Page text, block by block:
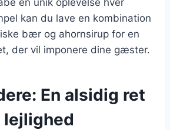
kan du lave en kombination
bær og ahornsirup for en
der vil imponere dine gæster.
En alsidig ret
lejlighed